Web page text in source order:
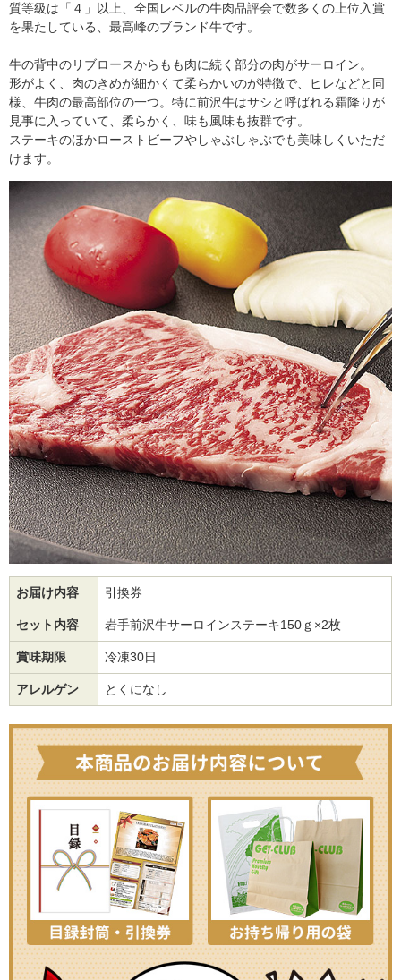
質等級は「４」以上、全国レベルの牛肉品評会で数多くの上位入賞
を果たしている、最高峰のブランド牛です。
牛の背中のリブロースからもも肉に続く部分の肉がサーロイン。
形がよく、肉のきめが細かくて柔らかいのが特徴で、ヒレなどと同
様、牛肉の最高部位の一つ。特に前沢牛はサシと呼ばれる霜降りが
見事に入っていて、柔らかく、味も風味も抜群です。
ステーキのほかローストビーフやしゃぶしゃぶでも美味しくいただ
けます。
お届け内容 引換券
セット内容 岩手前沢牛サーロインステーキ150ｇ×2枚
賞味期限 冷凍30日
アレルゲン とくになし